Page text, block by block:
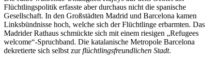
Flüchtlingspolitik erfasste aber durchaus nicht die spanische
Gesellschaft. In den Großstädten Madrid und Barcelona kamen
Linksbündnisse hoch, welche sich der Flüchtlinge erbarmten. Das
Madrider Rathaus schmückte sich mit einem riesigen „Refugees
welcome“-Spruchband. Die katalanische Metropole Barcelona
dekretierte sich selbst zurflüchtlingsfreundlichen Stadt.